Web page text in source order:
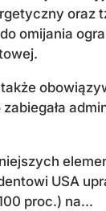
oraz
omijania
także
USA
proc.) na...